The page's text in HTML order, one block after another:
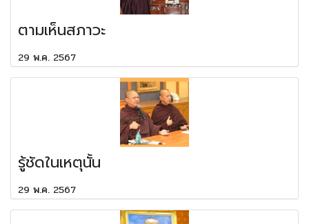
ตามเห็นสภาวะ
29 พ.ค. 2567
รู้ชัดในเหตุนั้น
29 พ.ค. 2567